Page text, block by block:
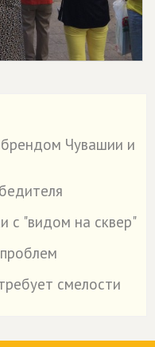
Чувашии и
с "видом на сквер"
смелости